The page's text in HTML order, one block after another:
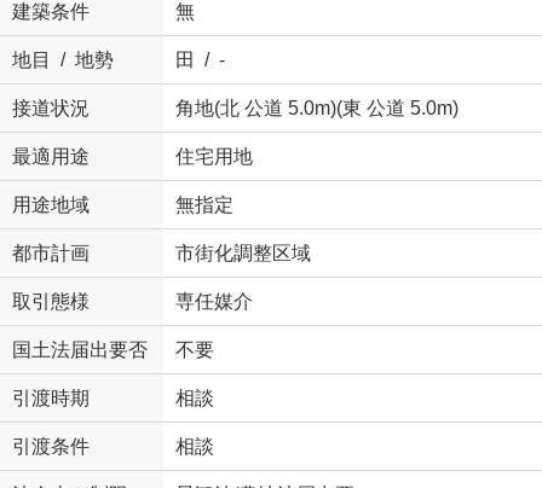
建築条件 無
地目 / 地勢 田 / -
接道状況 角地(北 公道 5.0m)(東 公道 5.0m)
最適用途 住宅用地
用途地域 無指定
都市計画 市街化調整区域
取引態様 専任媒介
国土法届出要否 不要
引渡時期 相談
引渡条件 相談